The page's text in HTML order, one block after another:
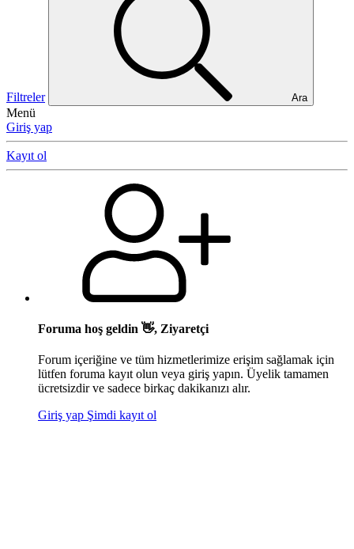
Filtreler Ara
Menü
Giriş yap
Kayıt ol
Foruma hoş geldin 👋, Ziyaretçi
Forum içeriğine ve tüm hizmetlerimize erişim sağlamak için
lütfen foruma kayıt olun veya giriş yapın. Üyelik tamamen
ücretsizdir ve sadece birkaç dakikanızı alır.
Giriş yap Şimdi kayıt ol